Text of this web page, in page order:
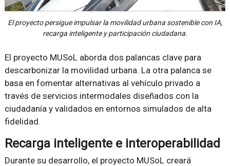
El proyecto persigue impulsar la movilidad urbana sostenible con IA,
recarga inteligente y participación ciudadana.
El proyecto MUSoL aborda dos palancas clave para
descarbonizar la movilidad urbana. La otra palanca se
basa en fomentar alternativas al vehículo privado a
través de servicios intermodales diseñados con la
ciudadanía y validados en entornos simulados de alta
fidelidad.
Recarga inteligente e interoperabilidad
Durante su desarrollo, el proyecto MUSoL creará